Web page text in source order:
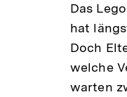
Das
hat
Doch
welche
warten